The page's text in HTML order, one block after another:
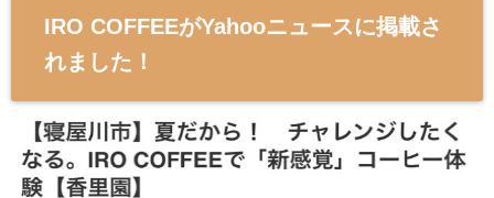
IRO COFFEEがYahooニュースに掲載さ
れました！